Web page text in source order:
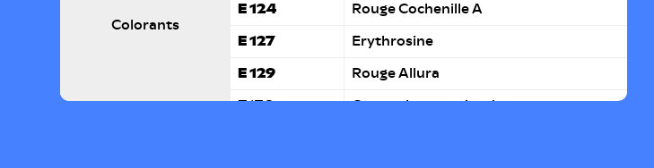
Colorants
E 124 Rouge Cochenille A
E 127 Erythrosine
E 129 Rouge Allura
E150c Caramel ammoniacal